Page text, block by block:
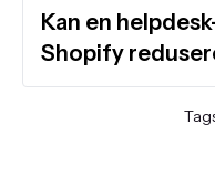
Kan en
Shopify